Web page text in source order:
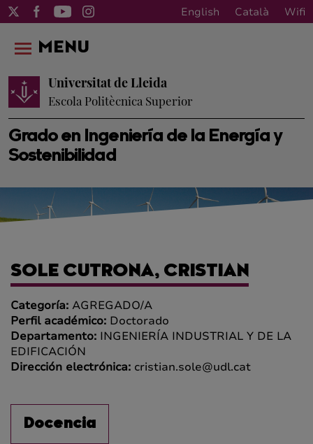
English Català Wifi
Grado en Ingeniería de la Energía y
Sostenibilidad
Universitat de Lleida
Escola Politècnica Superior
MENU
SOLE CUTRONA, CRISTIAN
Categoría: AGREGADO/A
Perfil académico: Doctorado
Departamento: INGENIERÍA INDUSTRIAL Y DE LA
EDIFICACIÓN
Dirección electrónica: cristian.sole@udl.cat
Docencia